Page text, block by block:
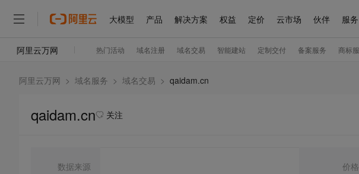
阿里云万网 > 域名服务 > 域名交易 > qaidam.cn
qaidam.cn 关注
数据来源 价格